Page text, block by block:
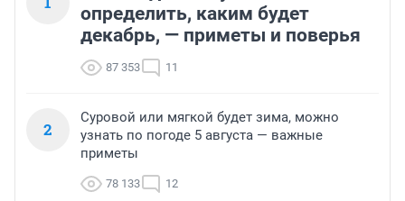
определить, каким будет
декабрь, — приметы и поверья
87 353 11
2
Суровой или мягкой будет зима, можно
узнать по погоде 5 августа — важные
приметы
78 133 12